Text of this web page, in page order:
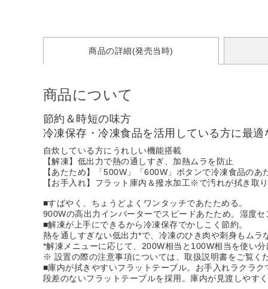
商品の詳細(発売当時)
商品について
節約＆時短の味方
冷凍保存・冷凍食品を活用している方に最適
自炊している方にうれしい機能搭載
【解凍】低出力で熱の通しすぎ、加熱ムラを防止
【あたため】「500W」「600W」ボタンで冷凍食品のあ
【お手入れ】フラット庫内＆撥水加工※で汚れが拭き取
■すばやく、ちょうどよくワンタッチであたためる。
900Wの高出力インバーターでスピードあたため。湿度
■解凍が上手にできるから冷凍保存でかしこく節約。
熱を通しすぎない低出力*で、冷凍のひき肉や刺身もム
*解凍メニューに応じて、200W相当と100W相当を使い
※ 設置の際の注意事項については、取扱説明書をご覧く
■庫内が拭きやすいフラットテーブル。お手入れラクラク
段差のないフラットテーブルを採用。庫内が見渡しやす